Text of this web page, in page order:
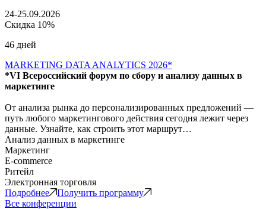
24-25.09.2026
Скидка 10%
46 дней
MARKETING DATA ANALYTICS 2026*
*VI Всероссийский форум по сбору и анализу данных в
маркетинге
От анализа рынка до персонализированных предложений —
путь любого маркетингового действия сегодня лежит через
данные. Узнайте, как строить этот маршрут…
Анализ данных в маркетинге
Маркетинг
E-commerce
Ритейл
Электронная торговля
Подробнее
Получить программу
Все конференции